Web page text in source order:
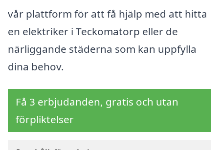
vår plattform för att få hjälp med att hitta
en elektriker i Teckomatorp eller de
närliggande städerna som kan uppfylla
dina behov.
Få 3 erbjudanden, gratis och utan
förpliktelser